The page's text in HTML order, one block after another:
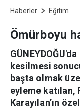
Haberler Eğitim
Ömürboyu
kesilmesi
başta olmak
eyleme katılan,
Karayılan’ın